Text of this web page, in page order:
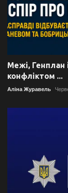
Межі, Генплан
конфліктом ...
Аліна Журавель